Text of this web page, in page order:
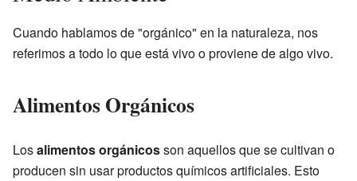
Cuando hablamos de "orgánico" en la naturaleza, nos
referimos a todo lo que está vivo o proviene de algo vivo.
Alimentos Orgánicos
Losalimentos orgánicosson aquellos que se cultivan o
producen sin usar productos químicos artificiales. Esto